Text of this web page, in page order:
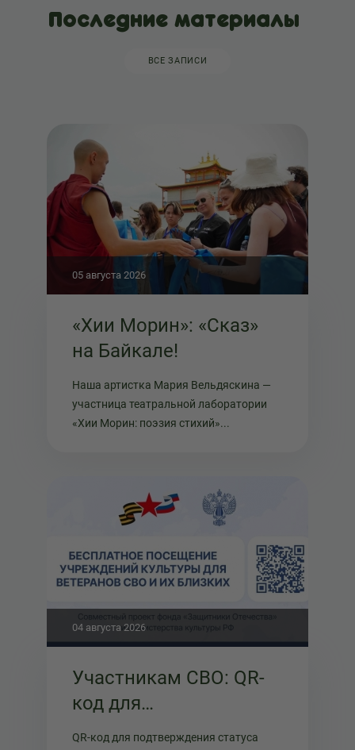
Последние материалы
ВСЕ ЗАПИСИ
05 августа 2026
«Хии Морин»: «Сказ»
на Байкале!
Наша артистка Мария Вельдяскина —
участница театральной лаборатории
«Хии Морин: поэзия стихий»...
04 августа 2026
Участникам СВО: QR-
код для
подтверждения
QR-код для подтверждения статуса